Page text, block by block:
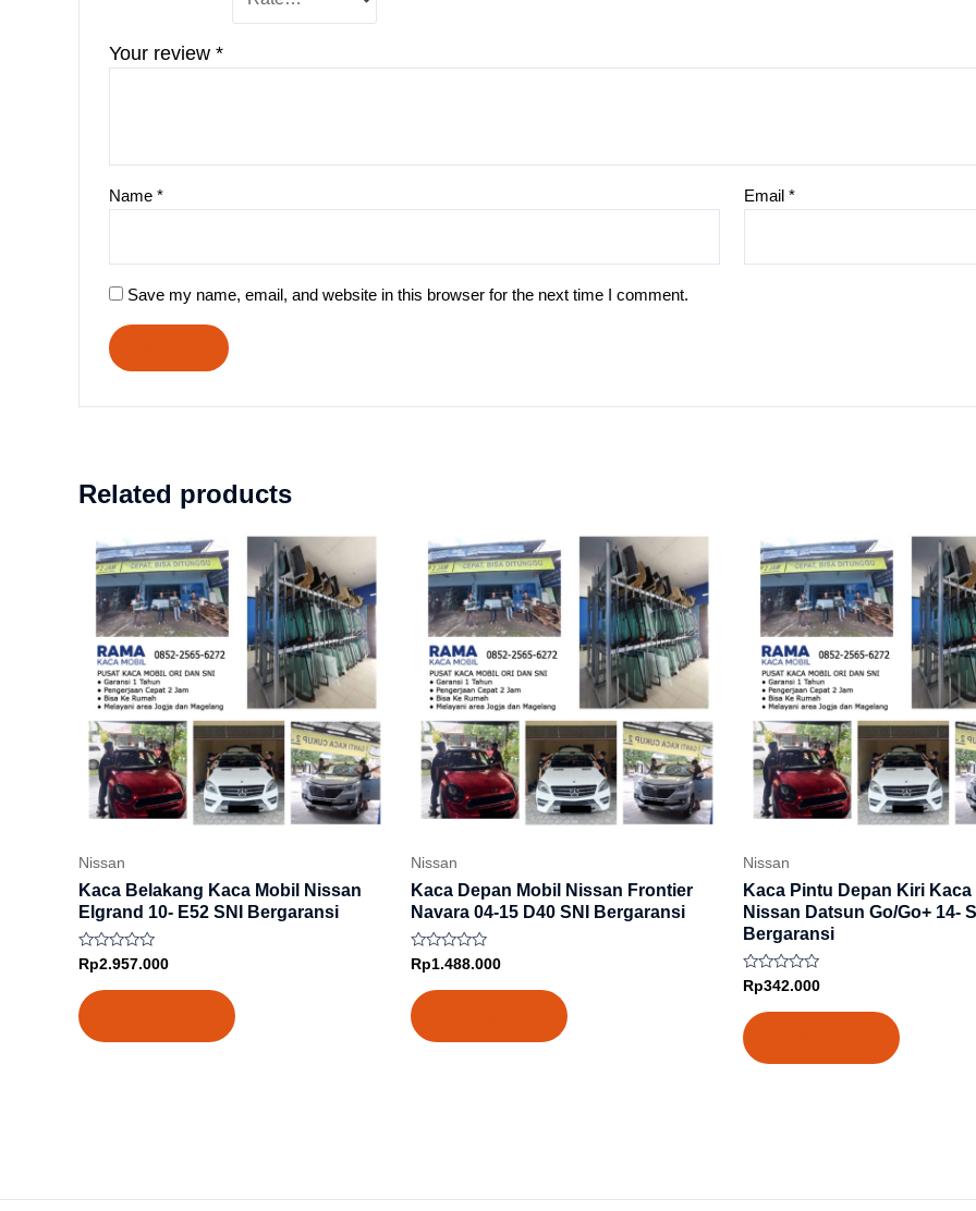
Your review *
Name * Email*
Save my name, email, and website in this browser for the next time I comment.
Related products
Nissan
Kaca Belakang Kaca Mobil Nissan
Elgrand 10- E52 SNI Bergaransi
Rated
out
of
5
Rp2.957.000
Nissan
Kaca Depan Mobil Nissan Frontier
Navara 04-15 D40 SNI Bergaransi
Rated
out
of
5
Rp1.488.000
Nissan
Kaca Pintu Depan Kiri Kaca
Nissan Datsun Go/Go+ 14-
Bergaransi
Rated
out
of
5
Rp342.000